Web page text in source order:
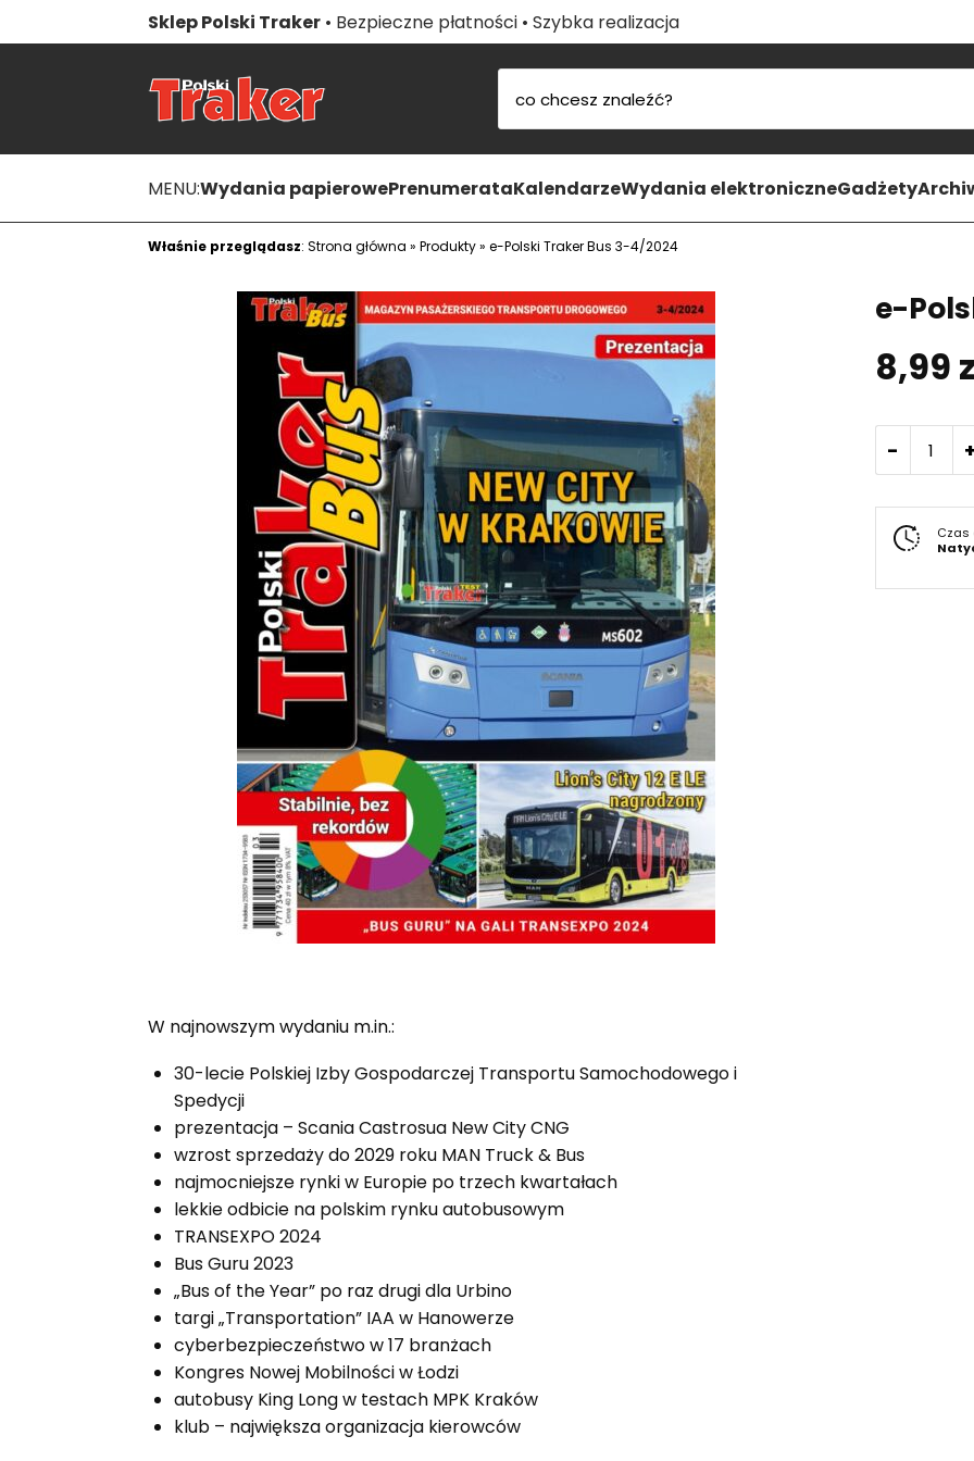
Sklep Polski Traker • Bezpieczne płatności • Szybka realizacja
MENU:Wydania papierowePrenumerataKalendarzeWydania elektroniczneGadżety
Właśnie przeglądasz: Strona główna » Produkty» e-Polski Traker Bus 3-4/2024
e-
8,99
- +
Czas
W najnowszym wydaniu m.in.:
30-lecie Polskiej Izby Gospodarczej Transportu Samochodowego i
Spedycji
prezentacja – Scania Castrosua New City CNG
wzrost sprzedaży do 2029 roku MAN Truck & Bus
najmocniejsze rynki w Europie po trzech kwartałach
lekkie odbicie na polskim rynku autobusowym
TRANSEXPO 2024
Bus Guru 2023
„Bus of the Year” po raz drugi dla Urbino
targi „Transportation” IAA w Hanowerze
cyberbezpieczeństwo w 17 branżach
Kongres Nowej Mobilności w Łodzi
autobusy King Long w testach MPK Kraków
klub – największa organizacja kierowców